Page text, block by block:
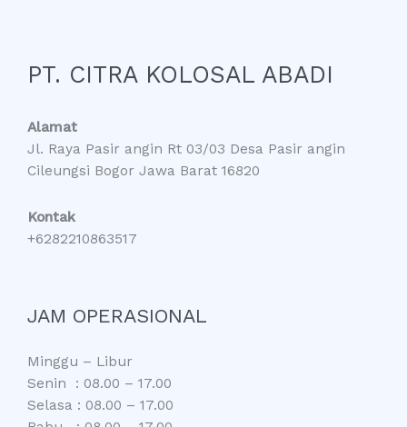
PT. CITRA KOLOSAL ABADI
Alamat
Jl. Raya Pasir angin Rt 03/03 Desa Pasir angin
Cileungsi Bogor Jawa Barat 16820
Kontak
+6282210863517
JAM OPERASIONAL
Minggu – Libur
Senin : 08.00 – 17.00
Selasa : 08.00 – 17.00